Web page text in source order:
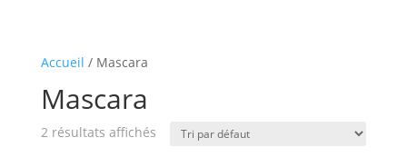
Accueil / Mascara
Mascara
2 résultats affichés